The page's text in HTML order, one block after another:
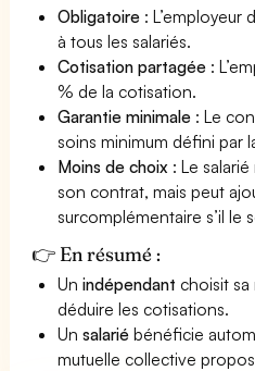
Obligatoire :
à tous les salariés.
Cotisation partagée :
% de la cotisation.
Garantie minimale : Le
soins minimum défini par
Moins de choix : Le
son contrat, mais peut
surcomplémentaire s’il le
👉 En résumé :
Unindépendant choisit sa
déduire les cotisations.
Unsalarié bénéficie
mutuelle collective